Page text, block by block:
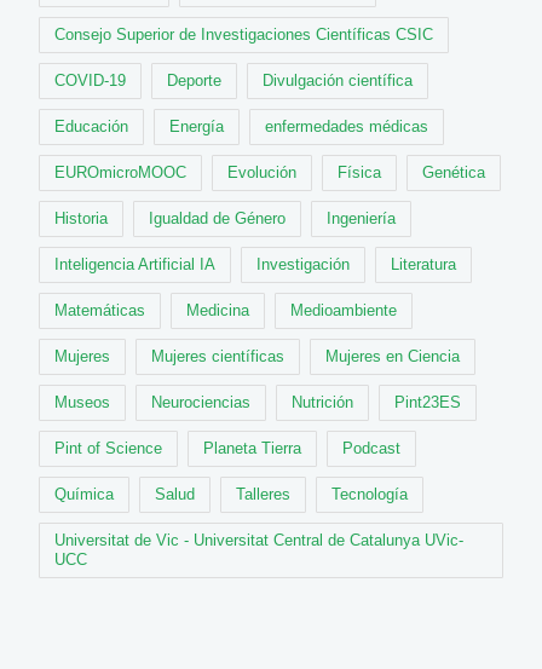
Consejo Superior de Investigaciones Científicas CSIC
COVID-19 Deporte Divulgación científica
Educación Energía enfermedades médicas
EUROmicroMOOC Evolución Física Genética
Historia Igualdad de Género Ingeniería
Inteligencia Artificial IA Investigación Literatura
Matemáticas Medicina Medioambiente
Mujeres Mujeres científicas Mujeres en Ciencia
Museos Neurociencias Nutrición Pint23ES
Pint of Science Planeta Tierra Podcast
Química Salud Talleres Tecnología
Universitat de Vic - Universitat Central de Catalunya UVic-
UCC